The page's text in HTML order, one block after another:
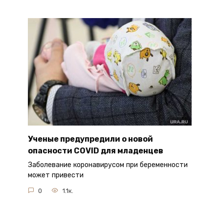
Ученые предупредили о новой
опасности COVID для младенцев
Заболевание коронавирусом при беременности
может привести
0 1.1к.